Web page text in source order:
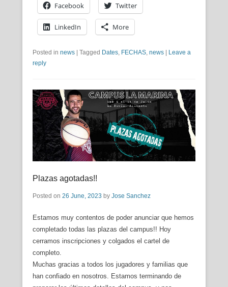
Facebook Twitter
LinkedIn More
Posted in news Tagged Dates, FECHAS, news
Leave a
reply
Plazas agotadas!!
Posted on 26 June, 2023 by Jose Sanchez
Estamos muy contentos de poder anunciar que hemos
completado todas las plazas del campus!! Hoy
cerramos inscripciones y colgados el cartel de
completo.
Muchas gracias a todos los jugadores y familias que
han confiado en nosotros. Estamos terminando de